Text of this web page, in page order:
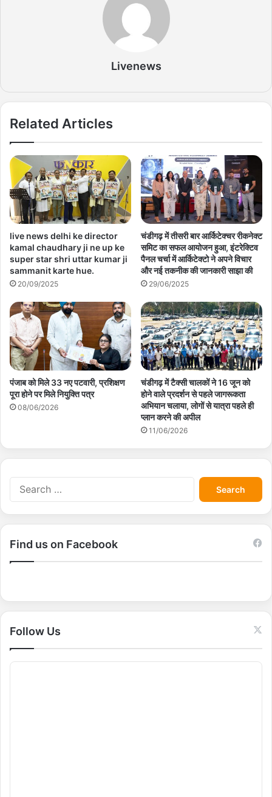
Livenews
Related Articles
live news delhi ke director
kamal chaudhary ji ne up ke
super star shri uttar kumar ji
sammanit karte hue.
20/09/2025
चंडीगढ़ में तीसरी बार आर्किटेक्चर रीकनेक्ट
समिट का सफल आयोजन हुआ, इंटरेक्टिव
पैनल चर्चा में आर्किटेक्टो ने अपने विचार
और नई तकनीक की जानकारी साझा की
29/06/2025
पंजाब को मिले 33 नए पटवारी, प्रशिक्षण
पूरा होने पर मिले नियुक्ति पत्र
08/06/2026
चंडीगढ़ में टैक्सी चालकों ने 16 जून को
होने वाले प्रदर्शन से पहले जागरूकता
अभियान चलाया, लोगों से यात्रा पहले ही
प्लान करने की अपील
11/06/2026
S
e
a
r
r
:
Find us on Facebook
Follow Us